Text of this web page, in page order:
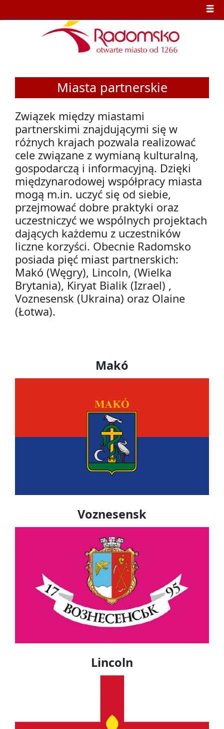
Miasta partnerskie
Związek między miastami
partnerskimi znajdującymi się w
różnych krajach pozwala realizować
cele związane z wymianą kulturalną,
gospodarczą i informacyjną. Dzięki
międzynarodowej współpracy miasta
mogą m.in. uczyć się od siebie,
przejmować dobre praktyki oraz
uczestniczyć we wspólnych projektach
dających każdemu z uczestników
liczne korzyści. Obecnie Radomsko
posiada pięć miast partnerskich:
Makó (Węgry), Lincoln, (Wielka
Brytania), Kiryat Bialik (Izrael) ,
Voznesensk (Ukraina) oraz Olaine
(Łotwa).
Makó
Voznesensk
Lincoln